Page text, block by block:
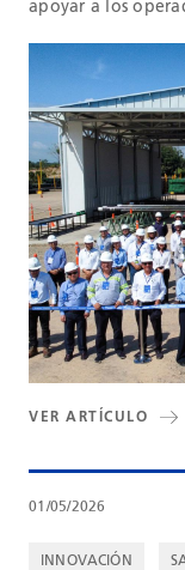
apoyar a los
VER ARTÍCULO
01/05/2026
INNOVACIÓN